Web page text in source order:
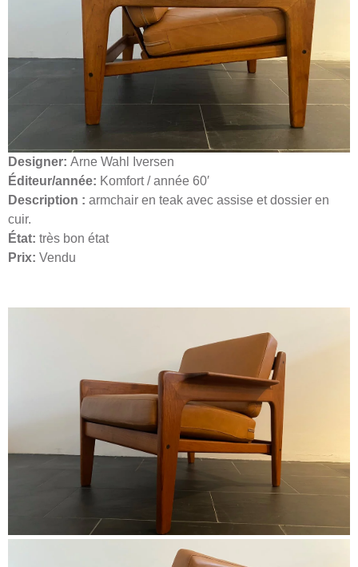
Designer: Arne Wahl Iversen
Éditeur/année: Komfort / année 60′
Description : armchair en teak avec assise et dossier en
cuir.
​État: très bon état
Prix: Vendu